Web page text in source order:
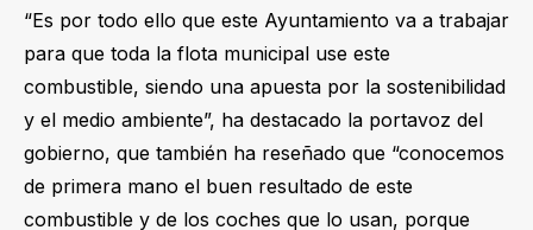
“Es por todo ello que este Ayuntamiento va a trabajar
para que toda la flota municipal use este
combustible, siendo una apuesta por la sostenibilidad
y el medio ambiente”, ha destacado la portavoz del
gobierno, que también ha reseñado que “conocemos
de primera mano el buen resultado de este
combustible y de los coches que lo usan, porque